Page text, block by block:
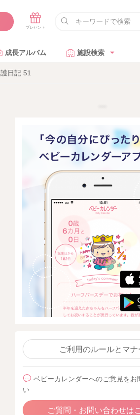
成長アルバム 施設検索
日記 51
ご利用のルールとマナ
ベビーカレンダーへのご意見をお
い
ご質問・お問い合わせは